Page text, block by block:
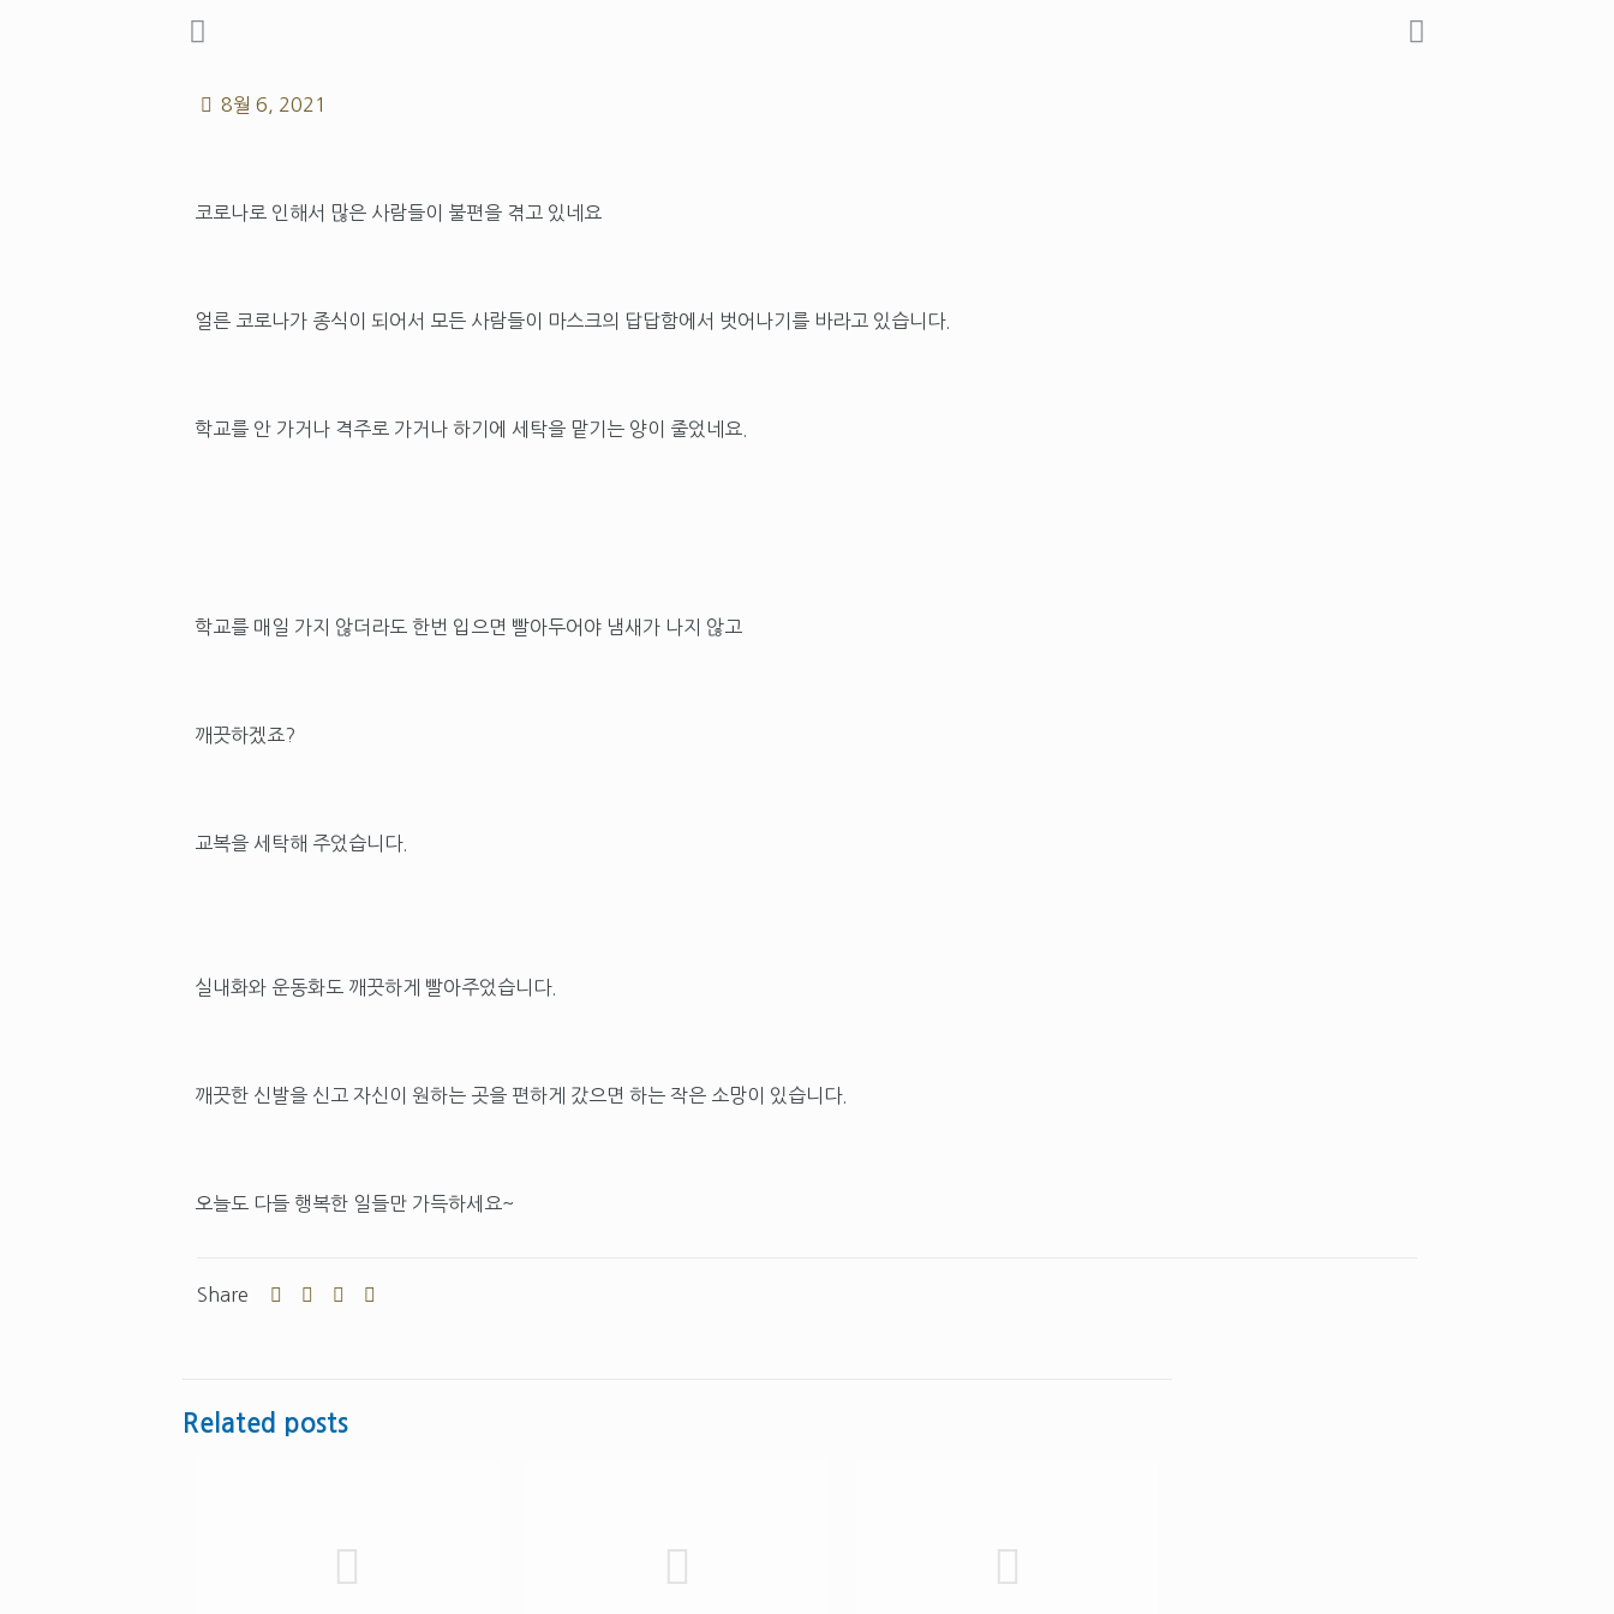
8월 6, 2021
코로나로 인해서 많은 사람들이 불편을 겪고 있네요
얼른 코로나가 종식이 되어서 모든 사람들이 마스크의 답답함에서 벗어나기를 바라고 있습니다.
학교를 안 가거나 격주로 가거나 하기에 세탁을 맡기는 양이 줄었네요.
학교를 매일 가지 않더라도 한번 입으면 빨아두어야 냄새가 나지 않고
깨끗하겠죠?
교복을 세탁해 주었습니다.
실내화와 운동화도 깨끗하게 빨아주었습니다.
깨끗한 신발을 신고 자신이 원하는 곳을 편하게 갔으면 하는 작은 소망이 있습니다.
오늘도 다들 행복한 일들만 가득하세요~
Share
Related posts